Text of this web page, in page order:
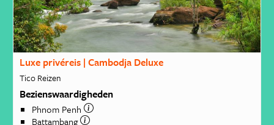
Luxe privéreis | Cambodja Deluxe
Tico Reizen
Bezienswaardigheden
Phnom Penh
Battambang